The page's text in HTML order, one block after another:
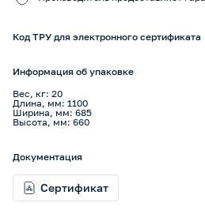
Код ТРУ для электронного сертификата
Информация об упаковке
Вес, кг: 20
Длина, мм: 1100
Ширина, мм: 685
Высота, мм: 660
Документация
Сертификат